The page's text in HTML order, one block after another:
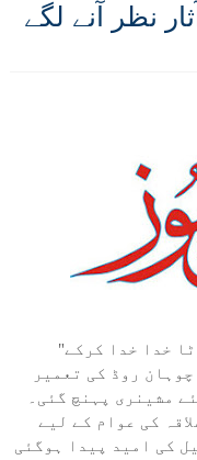
نظر آنے لگے
خدا خدا کرکے"
روڈ کی تعمیر
مشینری پہنچ گئی۔
کی عوام کے لیے
کی امید پیدا ہوگئی